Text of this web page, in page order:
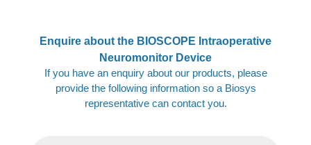
Enquire about the BIOSCOPE Intraoperative
Neuromonitor Device
If you have an enquiry about our products, please
provide the following information so a Biosys
representative can contact you.